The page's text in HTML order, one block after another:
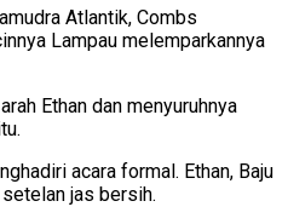
Atlantik, Combs
Lampau melemparkannya
Ethan dan menyuruhnya
acara formal. Ethan, Baju
jas bersih.